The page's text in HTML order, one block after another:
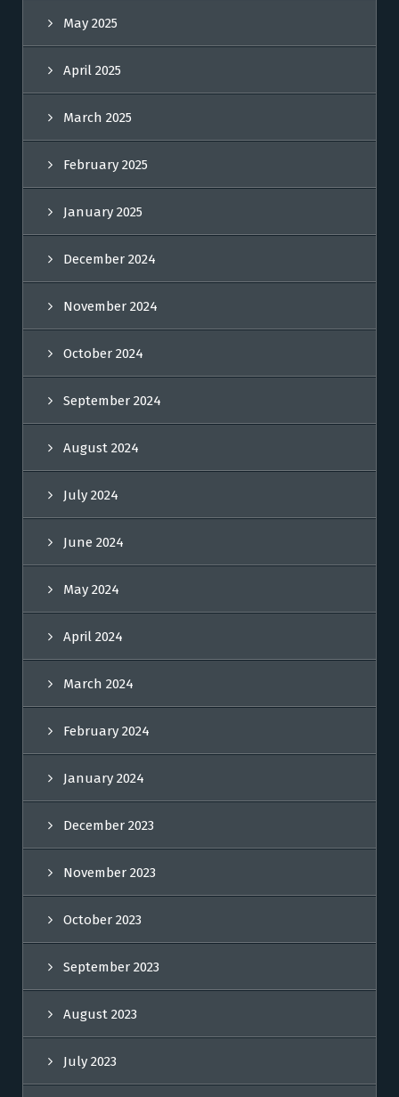
May 2025
April 2025
March 2025
February 2025
January 2025
December 2024
November 2024
October 2024
September 2024
August 2024
July 2024
June 2024
May 2024
April 2024
March 2024
February 2024
January 2024
December 2023
November 2023
October 2023
September 2023
August 2023
July 2023